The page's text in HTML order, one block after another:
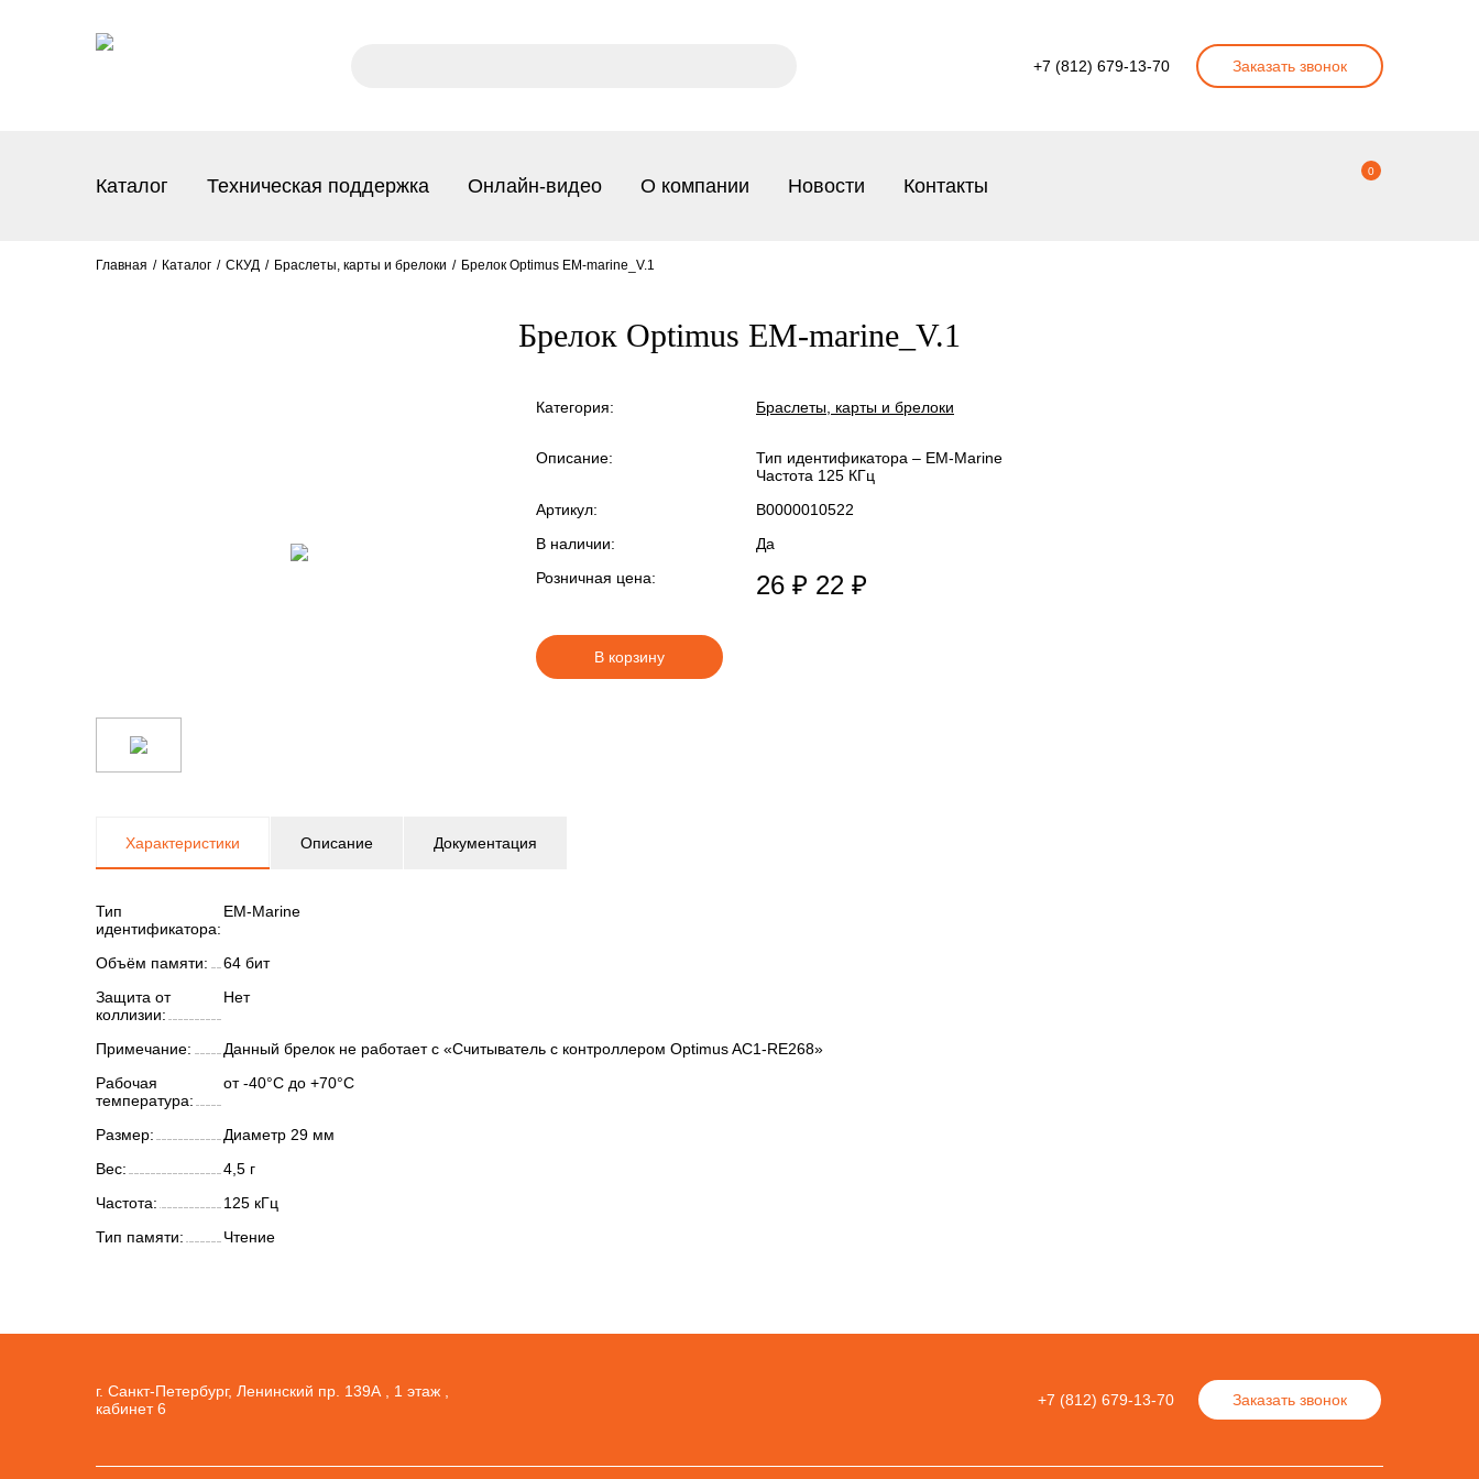
+7 (812) 679-13-70 Заказать звонок
Каталог Техническая поддержка Онлайн-видео О компании Новости Контакты
0
Главная Каталог СКУД Браслеты, карты и брелоки Брелок Optimus EM-marine_V.1
Брелок Optimus EM-marine_V.1
Категория: Браслеты, карты и брелоки
Описание:
Тип идентификатора – EM-Marine
Частота 125 КГц
Артикул:
В0000010522
В наличии:
Да
Розничная цена:
26 ₽ 22 ₽
В корзину
Характеристики Описание Документация
Тип
идентификатора:
EM-Marine
Объём памяти:
64 бит
Защита от
коллизии:
Нет
Примечание:
Данный брелок не работает с «Считыватель с контроллером Optimus AC1-RE268»
Рабочая
температура:
от -40°C до +70°C
Размер:
Диаметр 29 мм
Вес:
4,5 г
Частота:
125 кГц
Тип памяти:
Чтение
г. Санкт-Петербург, Ленинский пр. 139А , 1 этаж ,
кабинет 6
+7 (812) 679-13-70 Заказать звонок